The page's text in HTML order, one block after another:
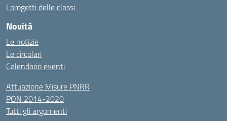
I progetti delle classi
Novità
Le notizie
Le circolari
Calendario eventi
Attuazione Misure PNRR
PON 2014-2020
Tutti gli argomenti